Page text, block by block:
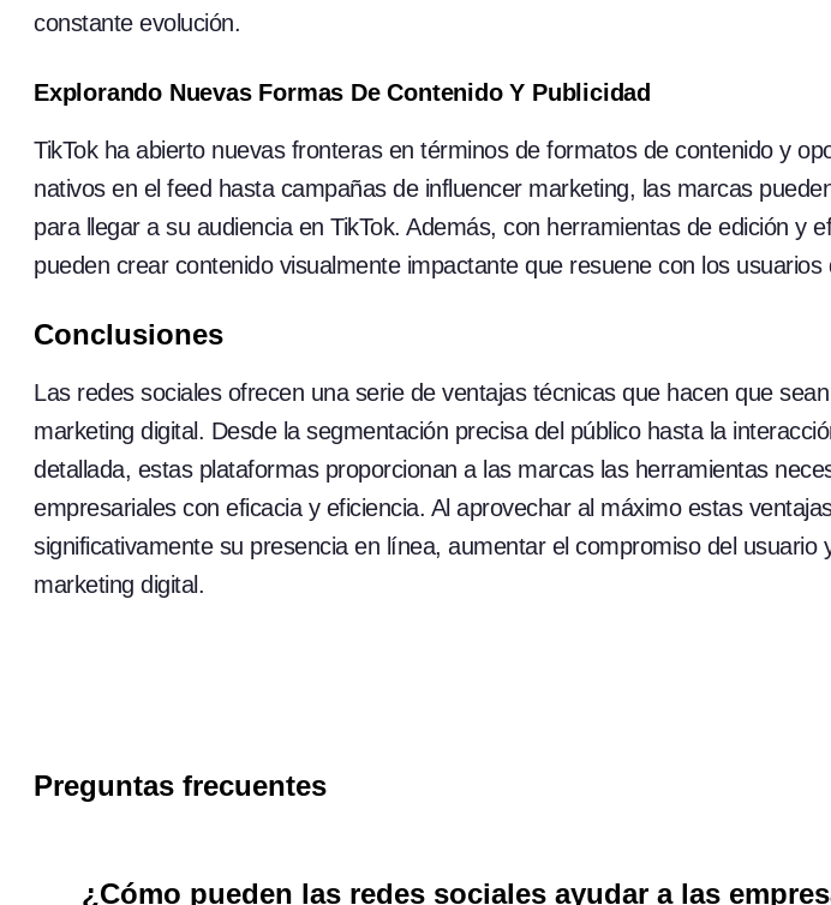
constante evolución.
Explorando Nuevas Formas De Contenido Y Publicidad
TikTok ha abierto nuevas fronteras en términos de formatos de contenido y
nativos en el feed hasta campañas de influencer marketing, las marcas
para llegar a su audiencia en TikTok. Además, con herramientas de edición y
pueden crear contenido visualmente impactante que resuene con los
Conclusiones
Las redes sociales ofrecen una serie de ventajas técnicas que hacen que
marketing digital. Desde la segmentación precisa del público hasta la
detallada, estas plataformas proporcionan a las marcas las herramientas
empresariales con eficacia y eficiencia. Al aprovechar al máximo estas
significativamente su presencia en línea, aumentar el compromiso del
marketing digital.
Preguntas frecuentes
¿Cómo pueden las redes sociales ayudar a las